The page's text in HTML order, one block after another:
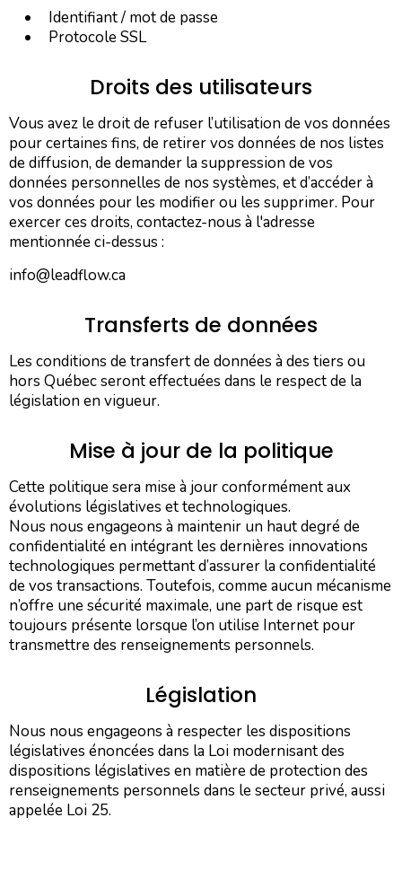
Identifiant / mot de passe
​Protocole SSL
Droits des utilisateurs
Vous avez le droit de refuser l’utilisation de vos données
pour certaines fins, de retirer vos données de nos listes
de diffusion, de demander la suppression de vos
données personnelles de nos systèmes, et d’accéder à
vos données pour les modifier ou les supprimer. Pour
exercer ces droits, contactez-nous à l'adresse
mentionnée ci-dessus :
info@leadflow.ca
Transferts de données
Les conditions de transfert de données à des tiers ou
hors Québec seront effectuées dans le respect de la
législation en vigueur.
Mise à jour de la politique
Cette politique sera mise à jour conformément aux
évolutions législatives et technologiques.
Nous nous engageons à maintenir un haut degré de
confidentialité en intégrant les dernières innovations
technologiques permettant d’assurer la confidentialité
de vos transactions. Toutefois, comme aucun mécanisme
n’offre une sécurité maximale, une part de risque est
toujours présente lorsque l’on utilise Internet pour
transmettre des renseignements personnels.
Législation
Nous nous engageons à respecter les dispositions
législatives énoncées dans la Loi modernisant des
dispositions législatives en matière de protection des
renseignements personnels dans le secteur privé, aussi
appelée Loi 25.